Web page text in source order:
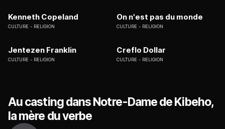
Kenneth Copeland
CULTURE RELIGION
On n'est pas du monde
CULTURE RELIGION
Jentezen Franklin
CULTURE RELIGION
Creflo Dollar
CULTURE RELIGION
Au casting dans Notre-Dame de Kibeho,
la mère du verbe